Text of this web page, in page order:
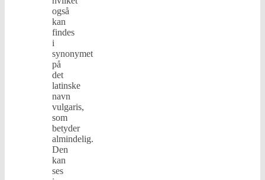
også
kan
findes
i
synonymet
på
det
latinske
navn
vulgaris,
som
betyder
almindelig.
Den
kan
ses